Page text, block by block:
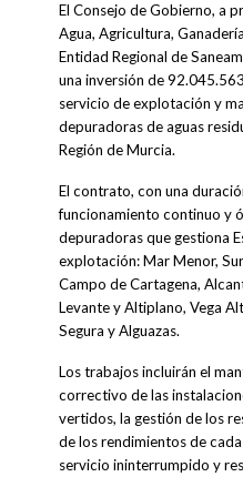
El Consejo de Gobierno, a
Agua, Agricultura,
Entidad Regional de
una inversión de
servicio de explotación y
depuradoras de aguas
Región de Murcia.
El contrato, con una
funcionamiento continuo y
depuradoras que gestiona
explotación: Mar Menor,
Campo de Cartagena,
Levante y Altiplano, Vega
Segura y Alguazas.
Los trabajos incluirán el
correctivo de las
vertidos, la gestión de los
de los rendimientos de
servicio ininterrumpido y